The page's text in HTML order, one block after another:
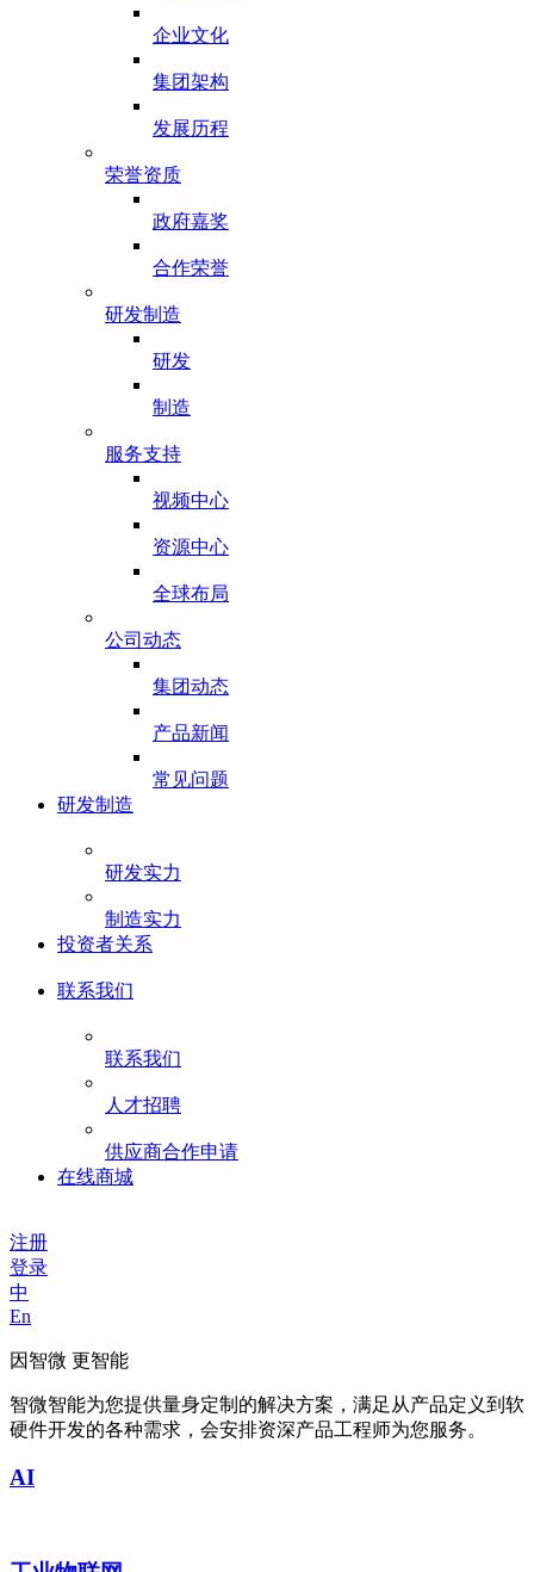
企业文化
集团架构
发展历程
荣誉资质
政府嘉奖
合作荣誉
研发制造
研发
制造
服务支持
视频中心
资源中心
全球布局
公司动态
集团动态
产品新闻
常见问题
研发制造
研发实力
制造实力
投资者关系
联系我们
联系我们
人才招聘
供应商合作申请
在线商城
注册
登录
中
En
因智微 更智能
智微智能为您提供量身定制的解决方案，满足从产品定义到软
硬件开发的各种需求，会安排资深产品工程师为您服务。
AI